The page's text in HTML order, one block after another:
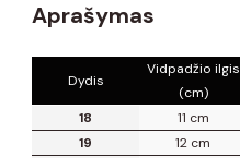
Aprašymas
Dydis
Vidpadžio ilgis
(cm)
18
11 cm
19
12 cm